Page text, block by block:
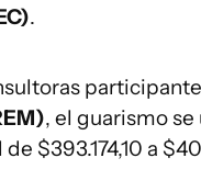
.
, el guarismo se
$393.174,10 a